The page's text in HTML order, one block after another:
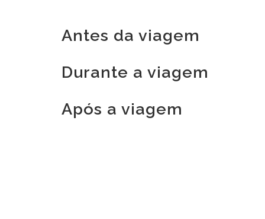
Antes da viagem
Durante a viagem
Após a viagem